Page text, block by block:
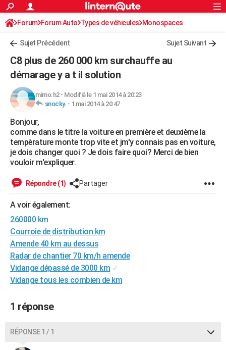
ACTUALITÉS
Politique
Société
Faits Divers
Education
Monde
Villes
+
Programme TV
TNTStreaming
Cinéma
Sorties cinéma
Musique
FINANCE
Retraite
Impôts
Epargne
Immobilier
Risques naturels par ville
Banque
Assurance
Crédit
AUTO
Réserver un essai
Citadines
Forum auto
Mobiles
Meilleur smartphone
Internet
Ordinateurs
Jeux vidéo
Guide high-tech
+BRICOLAGE
Forum
Aménagement intérieur
Extérieur
Cuisine
Salle de bains
Jardinage
Rangement
WEEK-END
LIFESTYLE
Alimentation
Guide de la santé
Maladies
Médicaments
Sommeil
VOYAGE
Destinations
City break
Voyage nature
Voyage de noces
Forum
Climat
+PHOTO
GUIDES D'ACHAT
BONS PLANS
Rechercher
S'inscrire
Connexion
Forum Forum Auto Types de véhicules Monospaces
Sujet Précédent Sujet Suivant
C8 plus de 260 000 km surchauffe au
démarage y a t il solution
mimo.h2- Modifié le 1 mai 2014 à 20:23
snocky. - 1 mai 2014 à 20:47
Bonjour,
comme dans le titre la voiture en première et deuxième la
tempèrature monte trop vite et jm'y connais pas en voiture,
je dois changer quoi ? Je dois faire quoi? Merci de bien
vouloir m'expliquer.
Répondre (1) Partager
A voir également:
260000 km
Courroie de distribution km
Amende 40 km au dessus
Radar de chantier 70 km/h amende
Vidange dépassé de 3000 km ✓
Vidange tous les combien de km
1 réponse
RÉPONSE 1 / 1